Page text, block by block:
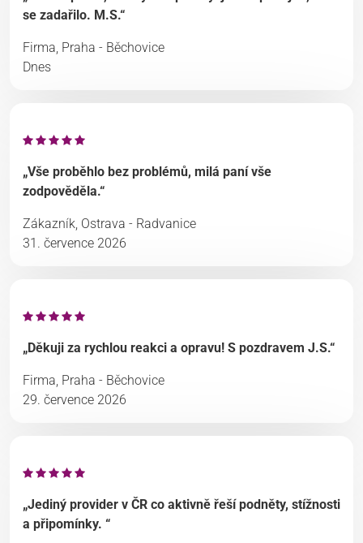
se zadařilo. M.S.“
Firma, Praha - Běchovice
Dnes
„Vše proběhlo bez problémů, milá paní vše
zodpověděla.“
Zákazník, Ostrava - Radvanice
31. července 2026
„Děkuji za rychlou reakci a opravu! S pozdravem J.S.“
Firma, Praha - Běchovice
29. července 2026
„Jediný provider v ČR co aktivně řeší podněty, stížnosti
a připomínky. “